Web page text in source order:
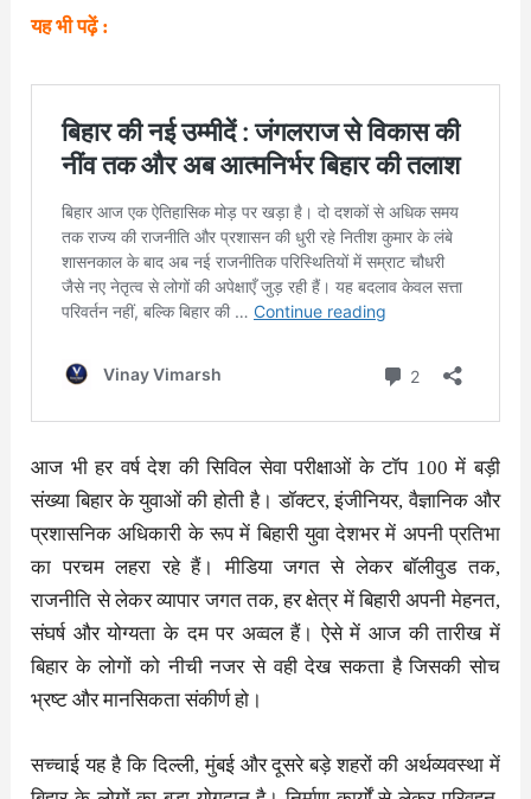
यह भी पढ़ें :
आज भी हर वर्ष देश की सिविल सेवा परीक्षाओं के टॉप 100 में बड़ी
संख्या बिहार के युवाओं की होती है। डॉक्टर, इंजीनियर, वैज्ञानिक और
प्रशासनिक अधिकारी के रूप में बिहारी युवा देशभर में अपनी प्रतिभा
का परचम लहरा रहे हैं। मीडिया जगत से लेकर बॉलीवुड तक,
राजनीति से लेकर व्यापार जगत तक, हर क्षेत्र में बिहारी अपनी मेहनत,
संघर्ष और योग्यता के दम पर अव्वल हैं। ऐसे में आज की तारीख में
बिहार के लोगों को नीची नजर से वही देख सकता है जिसकी सोच
भ्रष्ट और मानसिकता संकीर्ण हो।
सच्चाई यह है कि दिल्ली, मुंबई और दूसरे बड़े शहरों की अर्थव्यवस्था में